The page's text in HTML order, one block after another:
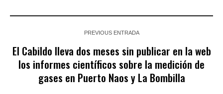
PREVIOUS ENTRADA
El Cabildo lleva dos meses sin publicar en la web
los informes científicos sobre la medición de
gases en Puerto Naos y La Bombilla